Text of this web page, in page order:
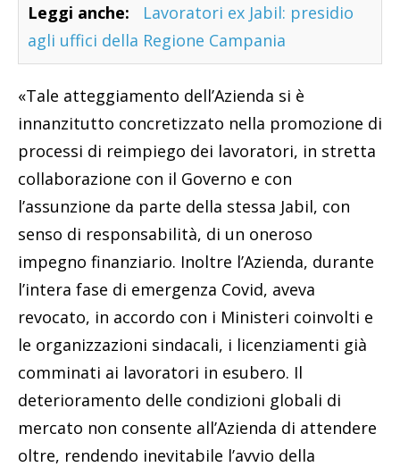
Leggi anche:
Lavoratori ex Jabil: presidio
agli uffici della Regione Campania
«Tale atteggiamento dell’Azienda si è
innanzitutto concretizzato nella promozione di
processi di reimpiego dei lavoratori, in stretta
collaborazione con il Governo e con
l’assunzione da parte della stessa Jabil, con
senso di responsabilità, di un oneroso
impegno finanziario. Inoltre l’Azienda, durante
l’intera fase di emergenza Covid, aveva
revocato, in accordo con i Ministeri coinvolti e
le organizzazioni sindacali, i licenziamenti già
comminati ai lavoratori in esubero. Il
deterioramento delle condizioni globali di
mercato non consente all’Azienda di attendere
oltre, rendendo inevitabile l’avvio della